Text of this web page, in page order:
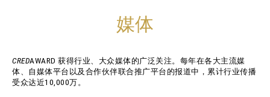
媒体
CREDAWARD 获得行业、大众媒体的广泛关注。每年在各大主流媒
体、自媒体平台以及合作伙伴联合推广平台的报道中，累计行业传播
受众达近10,000万。